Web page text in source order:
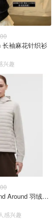
Polo Ralph Lauren 长袖麻花针织衫
兴趣
lululemon Down and Around 羽绒夹克
感兴趣